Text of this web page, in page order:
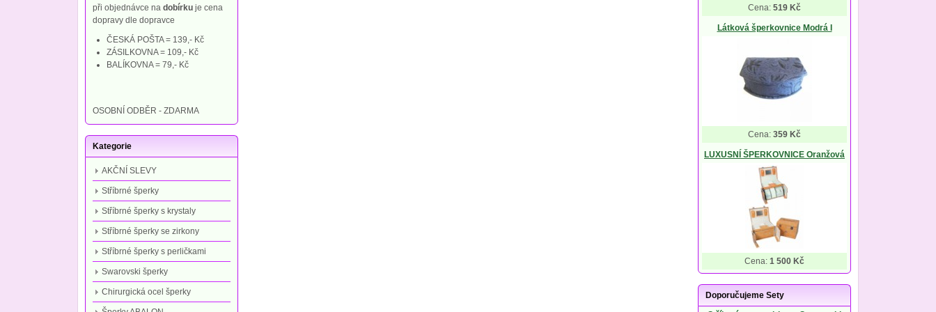
při objednávce na dobírku je cena
dopravy dle dopravce
ČESKÁ POŠTA = 139,- Kč
ZÁSILKOVNA = 109,- Kč
BALÍKOVNA = 79,- Kč
OSOBNÍ ODBĚR - ZDARMA
Kategorie
AKČNÍ SLEVY
Stříbrné šperky
Stříbrné šperky s krystaly
Stříbrné šperky se zirkony
Stříbrné šperky s perličkami
Swarovski šperky
Chirurgická ocel šperky
Cena: 519 Kč
Látková šperkovnice Modrá I
Cena: 359 Kč
LUXUSNÍ ŠPERKOVNICE Oranžová
Cena: 1 500 Kč
Doporučujeme Sety